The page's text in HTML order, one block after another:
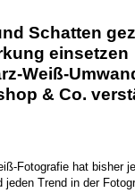
Schatten
einsetzen
Weiß-
& Co.
Fotografie hat bisher
jeden Trend in der